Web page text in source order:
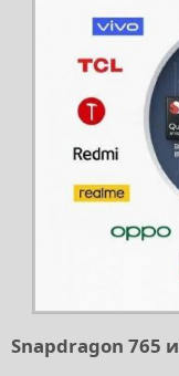
Snapdragon 765